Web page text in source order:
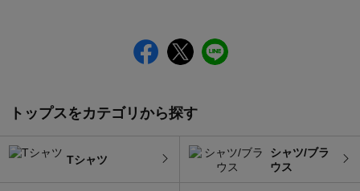
トップスをカテゴリから探す
Tシャツ
シャツ/ブラ
ウス